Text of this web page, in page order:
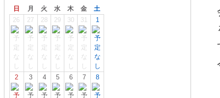
日 月 火 水 木 金
土
26
27 28 29 30 31 1
2 3 4 5 6 7 8